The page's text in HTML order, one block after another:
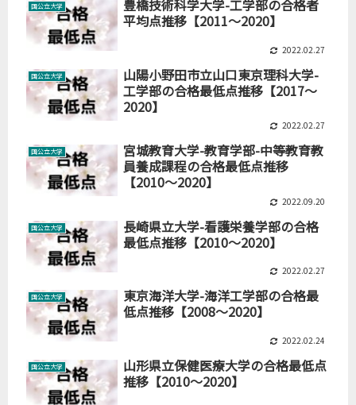
国公立大学
豊橋技術科学大学-工学部の合格者
平均点推移【2011～2020】
2022.02.27
国公立大学
山陽小野田市立山口東京理科大学-
工学部の合格最低点推移【2017～
2020】
2022.02.27
国公立大学
宮城教育大学-教育学部-中等教育教
員養成課程の合格最低点推移
【2010～2020】
2022.09.20
国公立大学
長崎県立大学-看護栄養学部の合格
最低点推移【2010～2020】
2022.02.27
国公立大学
東京海洋大学-海洋工学部の合格最
低点推移【2008～2020】
2022.02.24
国公立大学
山形県立保健医療大学の合格最低点
推移【2010～2020】